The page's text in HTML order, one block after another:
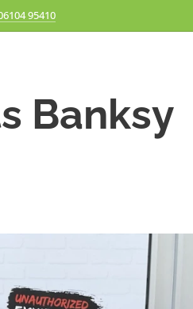
95410
Banksy